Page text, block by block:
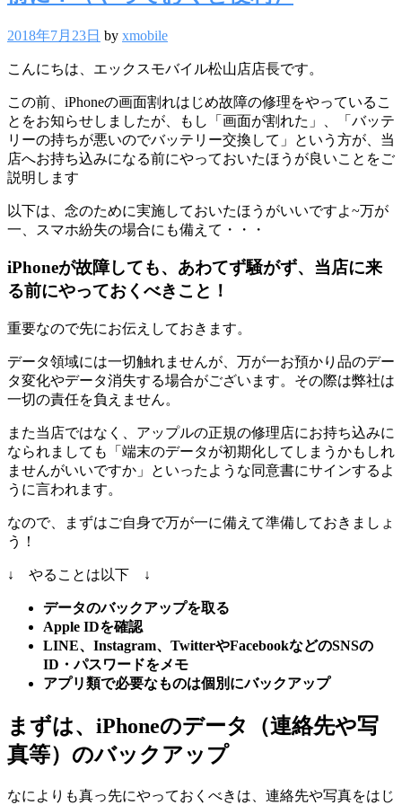
2018年7月23日 by xmobile
こんにちは、エックスモバイル松山店店長です。
この前、iPhoneの画面割れはじめ故障の修理をやっているこ
とをお知らせしましたが、もし「画面が割れた」、「バッテ
リーの持ちが悪いのでバッテリー交換して」という方が、当
店へお持ち込みになる前にやっておいたほうが良いことをご
説明します
以下は、念のために実施しておいたほうがいいですよ~万が
一、スマホ紛失の場合にも備えて・・・
iPhoneが故障しても、あわてず騒がず、当店に来
る前にやっておくべきこと！
重要なので先にお伝えしておきます。
データ領域には一切触れませんが、万が一お預かり品のデー
タ変化やデータ消失する場合がございます。その際は弊社は
一切の責任を負えません。
また当店ではなく、アップルの正規の修理店にお持ち込みに
なられましても「端末のデータが初期化してしまうかもしれ
ませんがいいですか」といったような同意書にサインするよ
うに言われます。
なので、まずはご自身で万が一に備えて準備しておきましょ
う！
↓ やることは以下 ↓
データのバックアップを取る
Apple IDを確認
LINE、Instagram、TwitterやFacebookなどのSNSの
ID・パスワードをメモ
アプリ類で必要なものは個別にバックアップ
まずは、iPhoneのデータ（連絡先や写
真等）のバックアップ
なによりも真っ先にやっておくべきは、連絡先や写真をはじ